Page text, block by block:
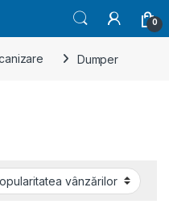
0
Dumper
după popularitate